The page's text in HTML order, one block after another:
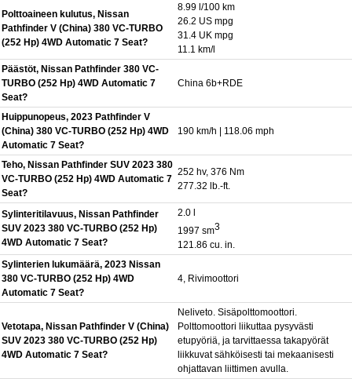
Polttoaineen kulutus, Nissan
Pathfinder V (China) 380 VC-TURBO
(252 Hp) 4WD Automatic 7 Seat?
8.99 l/100 km
26.2 US mpg
31.4 UK mpg
11.1 km/l
Päästöt, Nissan Pathfinder 380 VC-
TURBO (252 Hp) 4WD Automatic 7
Seat?
China 6b+RDE
Huippunopeus, 2023 Pathfinder V
(China) 380 VC-TURBO (252 Hp) 4WD
Automatic 7 Seat?
190 km/h | 118.06 mph
Teho, Nissan Pathfinder SUV 2023 380
VC-TURBO (252 Hp) 4WD Automatic 7
Seat?
252 hv, 376 Nm
277.32 lb.-ft.
Sylinteritilavuus, Nissan Pathfinder
SUV 2023 380 VC-TURBO (252 Hp)
4WD Automatic 7 Seat?
2.0 l
1997 sm3
121.86 cu. in.
Sylinterien lukumäärä, 2023 Nissan
380 VC-TURBO (252 Hp) 4WD
Automatic 7 Seat?
4, Rivimoottori
Vetotapa, Nissan Pathfinder V (China)
SUV 2023 380 VC-TURBO (252 Hp)
4WD Automatic 7 Seat?
Neliveto. Sisäpolttomoottori.
Polttomoottori liikuttaa pysyvästi
etupyöriä, ja tarvittaessa takapyörät
liikkuvat sähköisesti tai mekaanisesti
ohjattavan liittimen avulla.